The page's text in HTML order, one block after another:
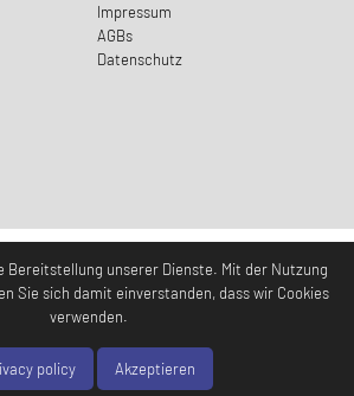
Impressum
AGBs
Datenschutz
Bereitstellung unserer Dienste. Mit der Nutzung
Sie sich damit einverstanden, dass wir Cookies
verwenden.
policy Akzeptieren